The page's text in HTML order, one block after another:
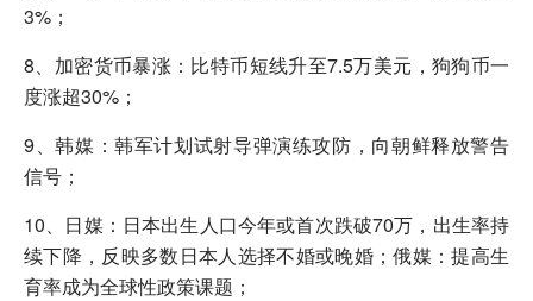
3%；
8、加密货币暴涨：比特币短线升至7.5万美元，狗狗币一
度涨超30%；
9、韩媒：韩军计划试射导弹演练攻防，向朝鲜释放警告
信号；
10、日媒：日本出生人口今年或首次跌破70万，出生率持
续下降，反映多数日本人选择不婚或晚婚；俄媒：提高生
育率成为全球性政策课题；